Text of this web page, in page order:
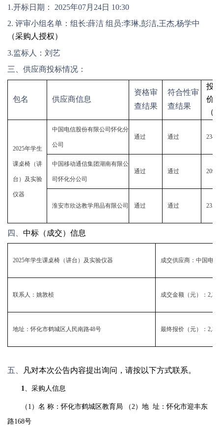
1.开标日期： 2025年07月24日 10:30
2. 评审小组名单：组长:薛洁 组员:李琳,彭洁,王杰,杨学中
（采购人授权）
3.监标人： 刘艺
三、供应商投标情况：
包名 供应商信息
资格审
查结果
符合性审
查结果
投
价
（
2025年学生
课桌椅（讲
台）及实验
仪器
中国电信股份有限公司怀化分
公司
通过 通过
中国移动通信集团湖南有限公
司怀化分公司
通过 通过
淮安市欣达教学用品有限公司 通过 通过
四、 中标（成交）信息
2025年学生课桌椅（讲台）及实验仪器 成交供应商：中国电
联系人：姚敦桢 成交金额（元）：
地址：怀化市鹤城区人民南路48号 最终报价（元）：
五、 凡对本次公告内容提出询问，请按以下方式联系。
1 、采购人信息
（ 1）名 称：怀化市鹤城区教育局 （2）地 址：怀化市迎丰东
路168号